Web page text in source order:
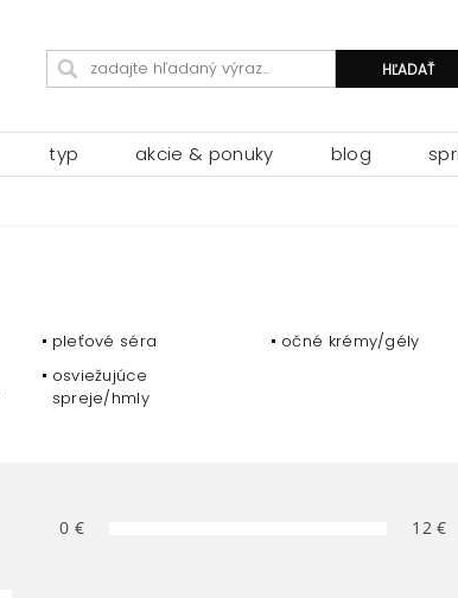
typ akcie & ponuky blog
pleťové séra očné krémy/gély
osviežujúce
spreje/hmly
0 € 12€